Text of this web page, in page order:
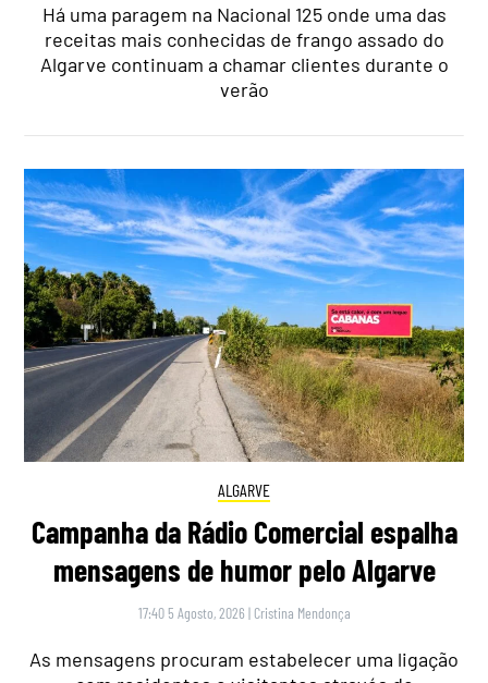
Há uma paragem na Nacional 125 onde uma das
receitas mais conhecidas de frango assado do
Algarve continuam a chamar clientes durante o
verão
ALGARVE
Campanha da Rádio Comercial espalha
mensagens de humor pelo Algarve
17:40 5 Agosto, 2026 | Cristina Mendonça
As mensagens procuram estabelecer uma ligação